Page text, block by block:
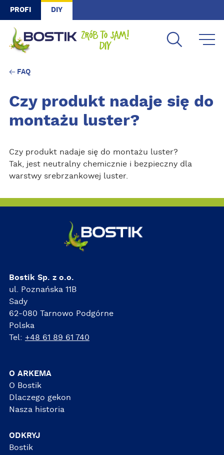
Skip to main content
PROFI DIY
FAQ
Czy produkt nadaje się do
montażu luster?
Czy produkt nadaje się do montażu luster?
Tak, jest neutralny chemicznie i bezpieczny dla
warstwy srebrzankowej luster.
Bostik Sp. z o.o.
ul. Poznańska 11B
Sady
62-080 Tarnowo Podgórne
Polska
Tel: +48 61 89 61 740
O ARKEMA
O Bostik
Dlaczego gekon
Nasza historia
ODKRYJ
Bostik